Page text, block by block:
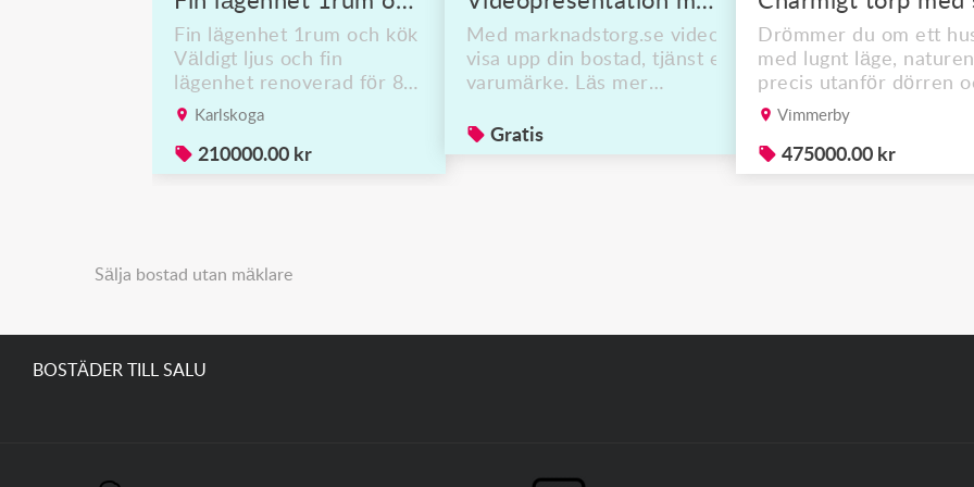
Fin lägenhet 1rum och kök
Väldigt ljus och fin
lägenhet renoverad för 8
år sedan och sparsamt
tvättmaskin i badrum
centrum parkering finns
Karlskoga
210000.00 kr
Med marknadstorg.se videoannons kan du
visa upp din bostad, tjänst eller
varumärke. Läs mer
https://marknadstorg.se/videopresentation-
p63Gratis
Drömmer du om ett
med lugnt läge, naturen
precis utanför dörren
möjligheten att sätta din
charmiga hus från slutet
1800-talet vara något
Vimmerby
475000.00 kr
Sälja bostad utan mäklare
BOSTÄDER TILL SALU